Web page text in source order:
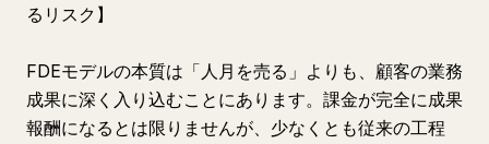
るリスク】
FDEモデルの本質は「人月を売る」よりも、顧客の業務
成果に深く入り込むことにあります。課金が完全に成果
報酬になるとは限りませんが、少なくとも従来の工程